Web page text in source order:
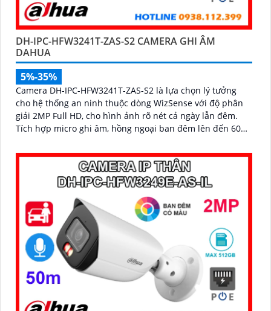
DH-IPC-HFW3241T-ZAS-S2 CAMERA GHI ÂM
DAHUA
5%-35%
Camera DH-IPC-HFW3241T-ZAS-S2 là lựa chọn lý tưởng
cho hệ thống an ninh thuộc dòng WizSense với độ phân
giải 2MP Full HD, cho hình ảnh rõ nét cả ngày lẫn đêm.
Tích hợp micro ghi âm, hồng ngoại ban đêm lên đến 60m
chính xác, nâng cao hiệu quả giám sát